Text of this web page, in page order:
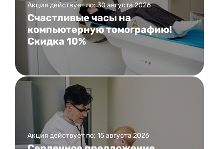
Акция действует по: 30 августа 2026
Счастливые часы на
компьютерную томографию!
Скидка 10%
Акция действует по: 15 августа 2026